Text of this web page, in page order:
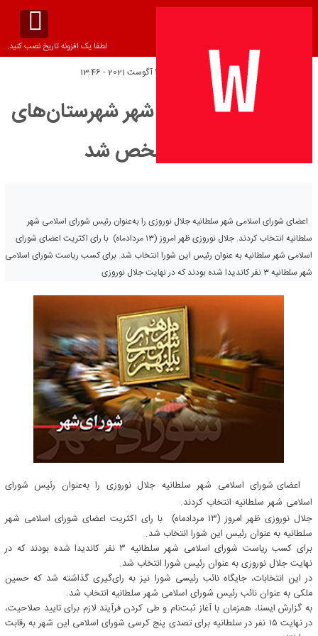
لطفا یک افزونه تاریخ نصب کنید.
تاریخ انتشار:
اولین رئیس شورای شهر شهرستان‌های
زنجان مشخص شد
اعضای شورای اسلامی شهر سلطانیه جلال نوروزی را به‌عنوان رئیس شورای اسلامی شهر
سلطانیه انتخاب کردند. جلال نوروزی ظهر امروز (۱۳ مردادماه) با رای اکثریت اعضای شورای
اسلامی شهر سلطانیه به عنوان رئیس این شورا انتخاب شد. برای کسب ریاست شورای اسلامی
شهر سلطانیه ۳ نفر کاندیدا شده بودند که در نهایت جلال نوروزی
اعضای شورای اسلامی شهر سلطانیه جلال نوروزی را به‌عنوان رئیس شورای
اسلامی شهر سلطانیه انتخاب کردند.
جلال نوروزی ظهر امروز (۱۳ مردادماه) با رای اکثریت اعضای شورای اسلامی شهر
سلطانیه به عنوان رئیس این شورا انتخاب شد.
برای کسب ریاست شورای اسلامی شهر سلطانیه ۳ نفر کاندیدا شده بودند که در
نهایت جلال نوروزی به عنوان رئیس شورا انتخاب شد.
در این انتخابات، جایگاه نائب رئیسی شورا نیز به رای‌گیری گذاشته شد که حسین
ملکی به عنوان نائب رئیس شورای اسلامی شهر سلطانیه انتخاب شد.
به گزارش ایسنا، همزمان با آغاز ثبت‌نام و طی کردن فرآیند لازم برای تایید صلاحیت،
در نهایت ۱۵ نفر در سلطانیه برای تصدی پنج کرسی شورای اسلامی این شهر به رقابت